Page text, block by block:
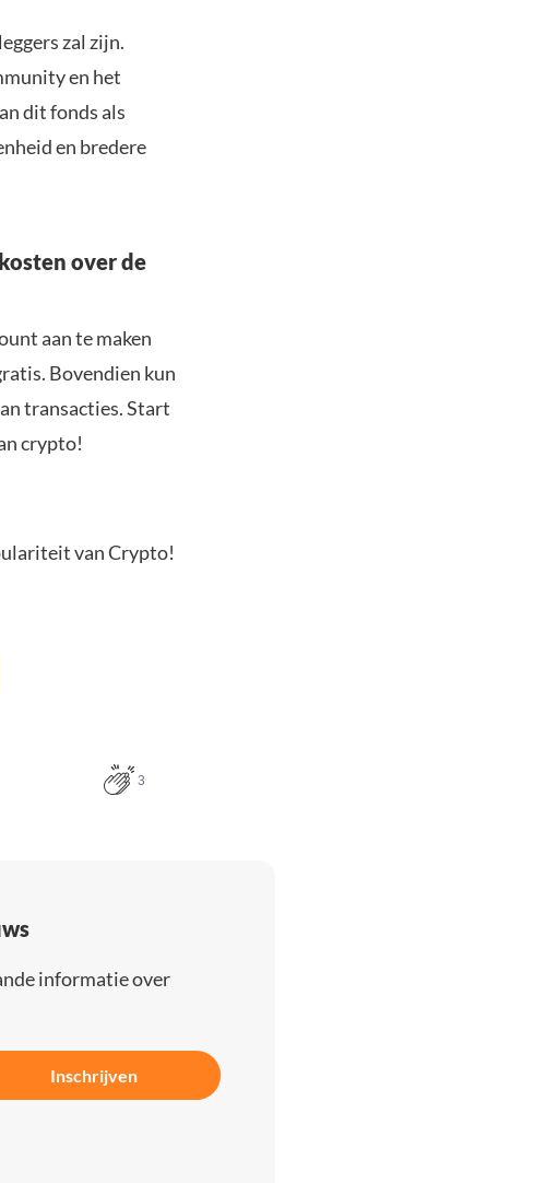
zal zijn.
en het
dit fonds als
en bredere
over de
aan te maken
Bovendien kun
transacties. Start
crypto!
van Crypto!
3
informatie over
Inschrijven